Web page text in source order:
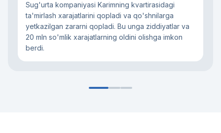
Sug'urta kompaniyasi Karimning kvartirasidagi
ta'mirlash xarajatlarini qopladi va qo'shnilarga
yetkazilgan zararni qopladi. Bu unga ziddiyatlar va
20 mln so'mlik xarajatlarning oldini olishga imkon
berdi.